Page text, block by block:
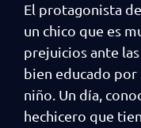
El protagonista
un chico que es
prejuicios ante
bien educado por
niño. Un día,
hechicero que